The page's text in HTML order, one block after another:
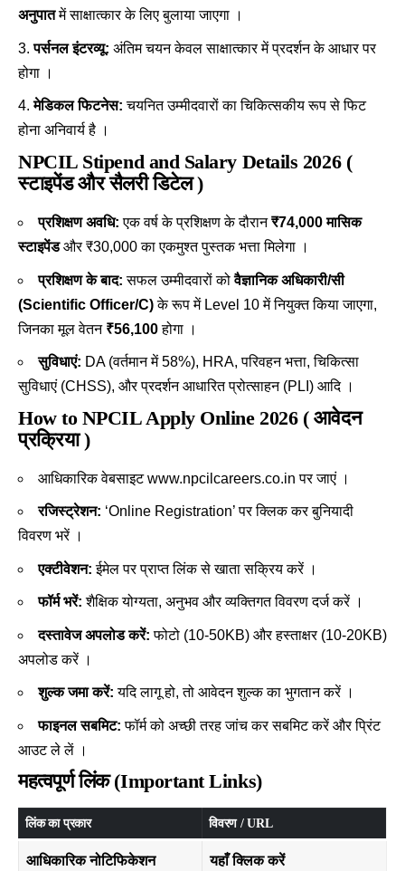
अनुपातमें साक्षात्कार के लिए बुलाया जाएगा ।
पर्सनल इंटरव्यू: अंतिम चयन केवल साक्षात्कार में प्रदर्शन के आधार पर
होगा ।
मेडिकल फिटनेस: चयनित उम्मीदवारों का चिकित्सकीय रूप से फिट
होना अनिवार्य है ।
NPCIL Stipend and Salary Details 2026 (
स्टाइपेंड और सैलरी डिटेल )
प्रशिक्षण अवधि: एक वर्ष के प्रशिक्षण के दौरान₹74,000 मासिक
स्टाइपेंडऔर ₹30,000 का एकमुश्त पुस्तक भत्ता मिलेगा ।
प्रशिक्षण के बाद: सफल उम्मीदवारों कोवैज्ञानिक अधिकारी/सी
(Scientific Officer/C)के रूप में Level 10 में नियुक्त किया जाएगा,
जिनका मूल वेतन ₹56,100होगा ।
सुविधाएं: DA (वर्तमान में 58%), HRA, परिवहन भत्ता, चिकित्सा
सुविधाएं (CHSS), और प्रदर्शन आधारित प्रोत्साहन (PLI) आदि ।
How to NPCIL Apply Online 2026 ( आवेदन
प्रक्रिया )
आधिकारिक वेबसाइटwww.npcilcareers.co.in पर जाएं ।
रजिस्ट्रेशन: ‘Online Registration’ पर क्लिक कर बुनियादी
विवरण भरें ।
एक्टीवेशन: ईमेल पर प्राप्त लिंक से खाता सक्रिय करें ।
फॉर्म भरें: शैक्षिक योग्यता, अनुभव और व्यक्तिगत विवरण दर्ज करें ।
दस्तावेज अपलोड करें: फोटो (10-50KB) और हस्ताक्षर (10-20KB)
अपलोड करें ।
शुल्क जमा करें: यदि लागू हो, तो आवेदन शुल्क का भुगतान करें ।
फाइनल सबमिट: फॉर्म को अच्छी तरह जांच कर सबमिट करें और प्रिंट
आउट ले लें ।
महत्वपूर्ण लिंक (Important Links)
लिंक का प्रकार विवरण / URL
आधिकारिक नोटिफिकेशन यहाँ क्लिक करें